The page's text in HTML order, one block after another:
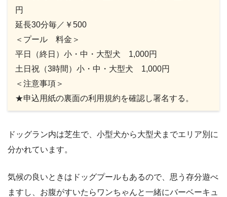
円
延長30分毎／￥500
＜プール 料金＞
平日（終日）小・中・大型犬 1,000円
土日祝（3時間）小・中・大型犬 1,000円
＜注意事項＞
★申込用紙の裏面の利用規約を確認し署名する。
ドッグラン内は芝生で、小型犬から大型犬までエリア別に
分かれています。
気候の良いときはドッグプールもあるので、思う存分遊べ
ますし、お腹がすいたらワンちゃんと一緒にバーベーキュ